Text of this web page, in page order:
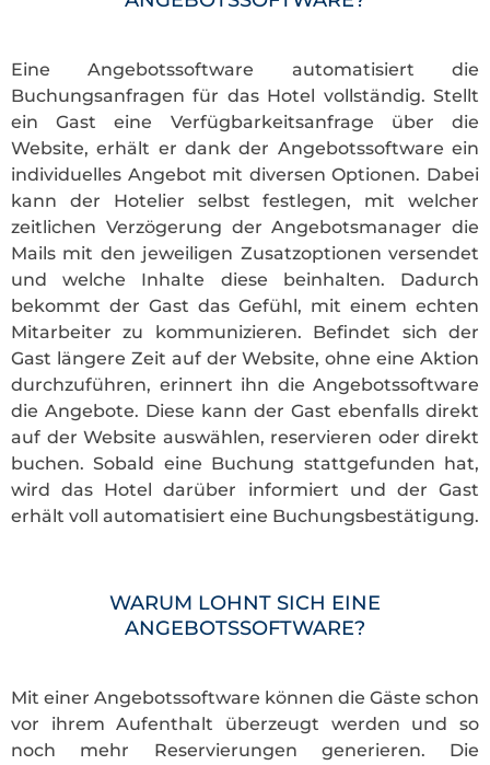
Eine Angebotssoftware automatisiert die
Buchungsanfragen für das Hotel vollständig. Stellt
ein Gast eine Verfügbarkeitsanfrage über die
Website, erhält er dank der Angebotssoftware ein
individuelles Angebot mit diversen Optionen. Dabei
kann der Hotelier selbst festlegen, mit welcher
zeitlichen Verzögerung der Angebotsmanager die
Mails mit den jeweiligen Zusatzoptionen versendet
und welche Inhalte diese beinhalten. Dadurch
bekommt der Gast das Gefühl, mit einem echten
Mitarbeiter zu kommunizieren. Befindet sich der
Gast längere Zeit auf der Website, ohne eine Aktion
durchzuführen, erinnert ihn die Angebotssoftware
die Angebote. Diese kann der Gast ebenfalls direkt
auf der Website auswählen, reservieren oder direkt
buchen. Sobald eine Buchung stattgefunden hat,
wird das Hotel darüber informiert und der Gast
erhält voll automatisiert eine Buchungsbestätigung.
WARUM LOHNT SICH EINE
ANGEBOTSSOFTWARE?
Mit einer Angebotssoftware können die Gäste schon
vor ihrem Aufenthalt überzeugt werden und so
noch mehr Reservierungen generieren. Die